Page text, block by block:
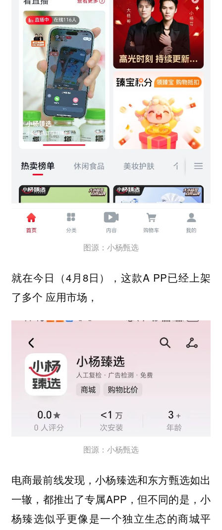
图源：小杨甄选
就在今日（4月8日），这款A PP已经上架
了多个 应用市场，
图源：小杨甄选
电商最前线发现，小杨臻选和东方甄选如出
一辙，都推出了专属APP，但不同的是，小
杨臻选似乎更像是一个独立生态的商城平